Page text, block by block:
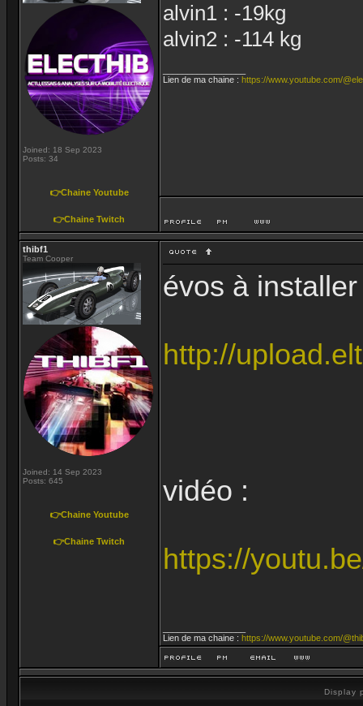
Joined: 18 Sep 2023
Posts: 34
👉Chaine Youtube
👉Chaine Twitch
alvin1 : -19kg
alvin2 : -114 kg
Lien de ma chaine : https://www.youtube.com/
thibf1
Team Cooper
Joined: 14 Sep 2023
Posts: 645
👉Chaine Youtube
👉Chaine Twitch
évos à
http://
vidéo :
https://
Lien de ma chaine : https://www.youtube.com/
Display